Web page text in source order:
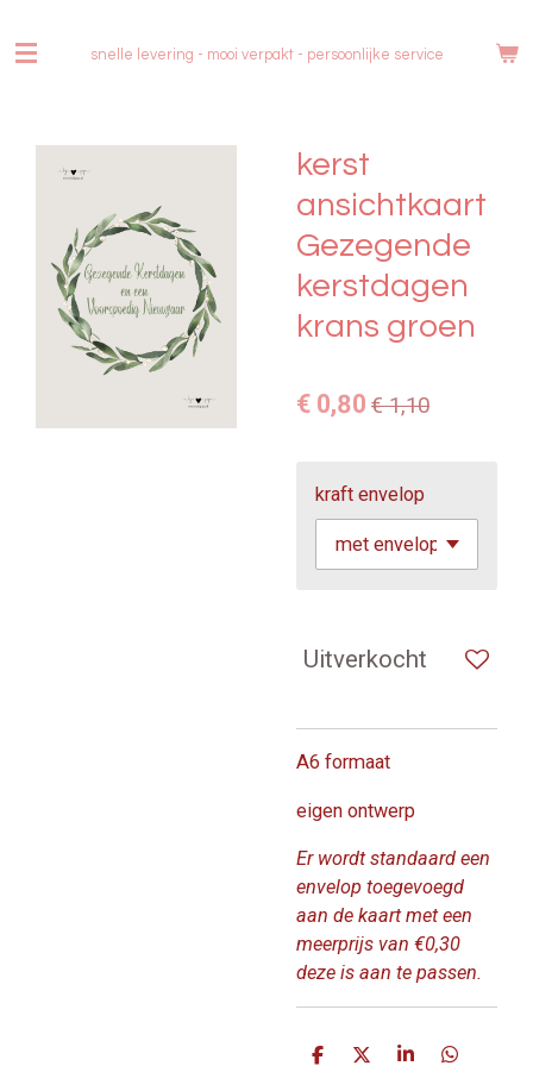
direct
snelle levering - mooi verpakt - persoonlijke service
kerst
ansichtkaart
Gezegende
kerstdagen
krans groen
€ 0,80 € 1,10
kraft envelop
Uitverkocht
A6 formaat
eigen ontwerp
Er wordt standaard een
envelop toegevoegd
aan de kaart met een
meerprijs van €0,30
deze is aan te passen.
D D S D